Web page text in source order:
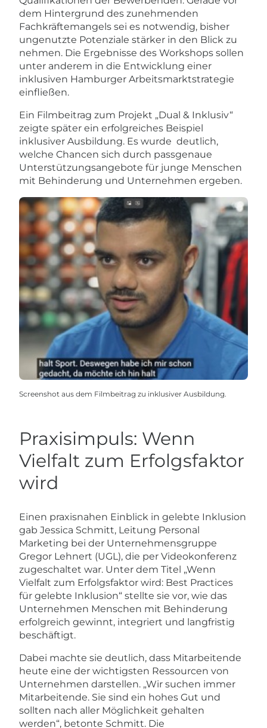
dem Hintergrund des zunehmenden
Fachkräftemangels sei es notwendig, bisher
ungenutzte Potenziale stärker in den Blick zu
nehmen. Die Ergebnisse des Workshops sollen
unter anderem in die Entwicklung einer
inklusiven Hamburger Arbeitsmarktstrategie
einfließen.
Ein Filmbeitrag zum Projekt „Dual & Inklusiv“
zeigte später ein erfolgreiches Beispiel
inklusiver Ausbildung. Es wurde deutlich,
welche Chancen sich durch passgenaue
Unterstützungsangebote für junge Menschen
mit Behinderung und Unternehmen ergeben.
Screenshot aus dem Filmbeitrag zu inklusiver Ausbildung.
Praxisimpuls: Wenn
Vielfalt zum Erfolgsfaktor
wird
Einen praxisnahen Einblick in gelebte Inklusion
gab Jessica Schmitt, Leitung Personal
Marketing bei der Unternehmensgruppe
Gregor Lehnert (UGL), die per Videokonferenz
zugeschaltet war. Unter dem Titel „Wenn
Vielfalt zum Erfolgsfaktor wird: Best Practices
für gelebte Inklusion“ stellte sie vor, wie das
Unternehmen Menschen mit Behinderung
erfolgreich gewinnt, integriert und langfristig
beschäftigt.
Dabei machte sie deutlich, dass Mitarbeitende
heute eine der wichtigsten Ressourcen von
Unternehmen darstellen. „Wir suchen immer
Mitarbeitende. Sie sind ein hohes Gut und
sollten nach aller Möglichkeit gehalten
werden“, betonte Schmitt. Die